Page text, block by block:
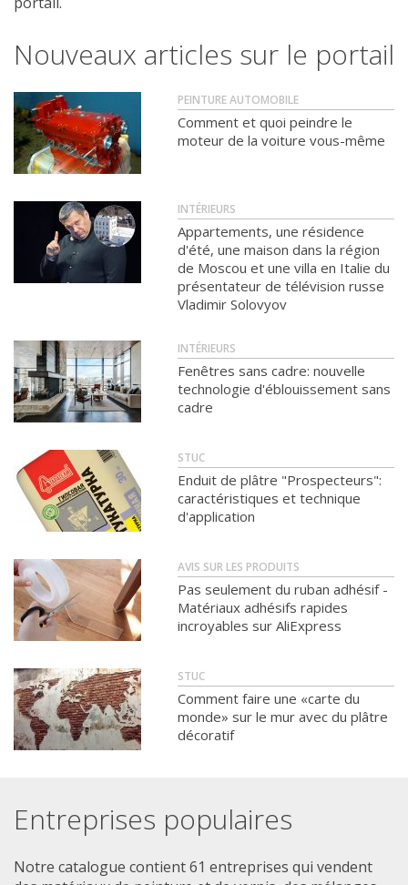
Nouveaux articles sur le portail
PEINTURE AUTOMOBILE
Comment et quoi peindre le
moteur de la voiture vous-même
INTÉRIEURS
Appartements, une résidence
d'été, une maison dans la région
de Moscou et une villa en Italie du
présentateur de télévision russe
Vladimir Solovyov
INTÉRIEURS
Fenêtres sans cadre: nouvelle
technologie d'éblouissement sans
cadre
STUC
Enduit de plâtre "Prospecteurs":
caractéristiques et technique
d'application
AVIS SUR LES PRODUITS
Pas seulement du ruban adhésif -
Matériaux adhésifs rapides
incroyables sur AliExpress
STUC
Comment faire une «carte du
monde» sur le mur avec du plâtre
décoratif
Entreprises populaires
Notre catalogue contient 61 entreprises qui vendent